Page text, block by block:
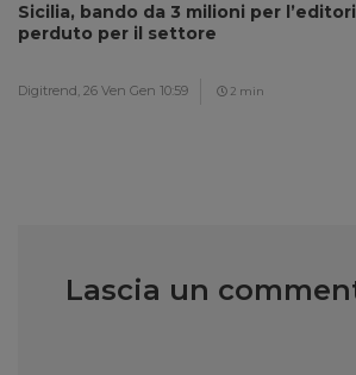
Sicilia, bando da 3 milioni per
perduto per il settore
Digitrend, 26 Ven Gen 10:59 2 min
Lascia un